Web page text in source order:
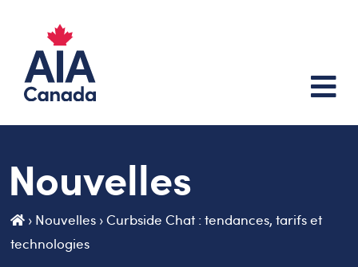
Nouvelles
› Nouvelles ›Curbside Chat : tendances, tarifs et
technologies